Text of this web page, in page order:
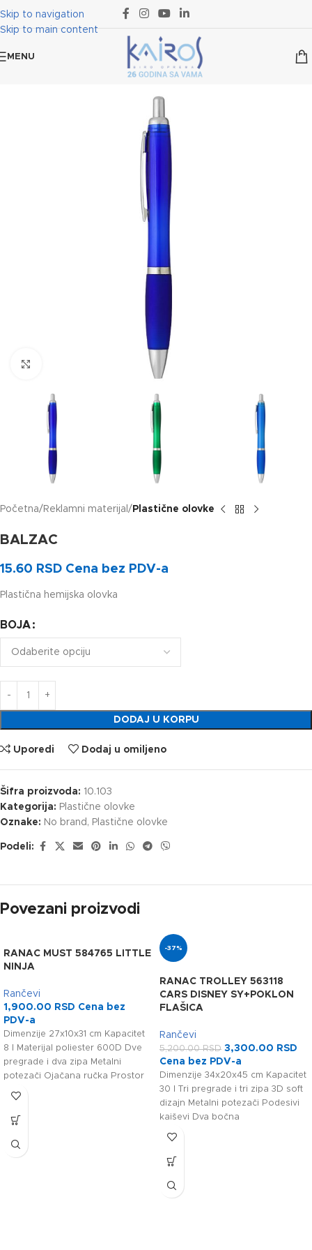
Skip to navigation
Skip to main content
MENU
Početna Reklamni materijal Plastične olovke
BALZAC
15.60 RSD Cena bez PDV-a
Plastična hemijska olovka
BOJA
DODAJ U KORPU
Uporedi Dodaj u omiljeno
Šifra proizvoda: 10.103
Kategorija: Plastične olovke
Oznake: No brand , Plastične olovke
Podeli:
Povezani proizvodi
RANAC MUST 584765 LITTLE
NINJA
Rančevi
1,900.00 RSD Cena bez
PDV-a
Dimenzije 27x10x31 cm Kapacitet
8 l Materijal poliester 600D Dve
pregrade i dva zipa Metalni
potezači Ojačana ručka Prostor
za
-37%
RANAC TROLLEY 563118
CARS DISNEY SY+POKLON
FLAŠICA
Rančevi
5,200.00RSD 3,300.00 RSD
Cena bez PDV-a
Dimenzije 34x20x45 cm Kapacitet
30 l Tri pregrade i tri zipa 3D soft
dizajn Metalni potezači Podesivi
kaiševi Dva bočna